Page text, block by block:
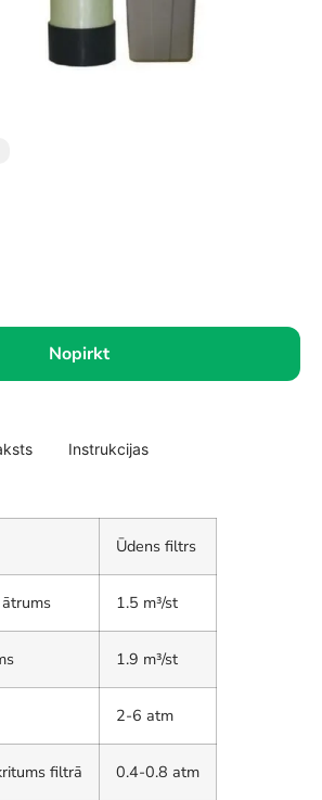
Nopirkt
Instrukcijas
Ūdens filtrs
1.5 m³/st
1.9 m³/st
2-6 atm
filtrā 0.4-0.8 atm